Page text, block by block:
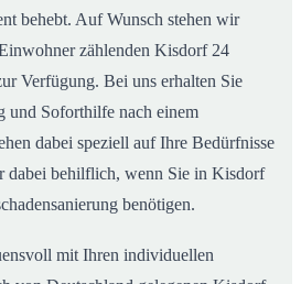
behebt. Auf Wunsch stehen wir
zählenden Kisdorf 24
Verfügung. Bei uns erhalten Sie
und Soforthilfe nach einem
dabei speziell auf Ihre Bedürfnisse
dabei behilflich, wenn Sie in Kisdorf
benötigen.
mit Ihren individuellen